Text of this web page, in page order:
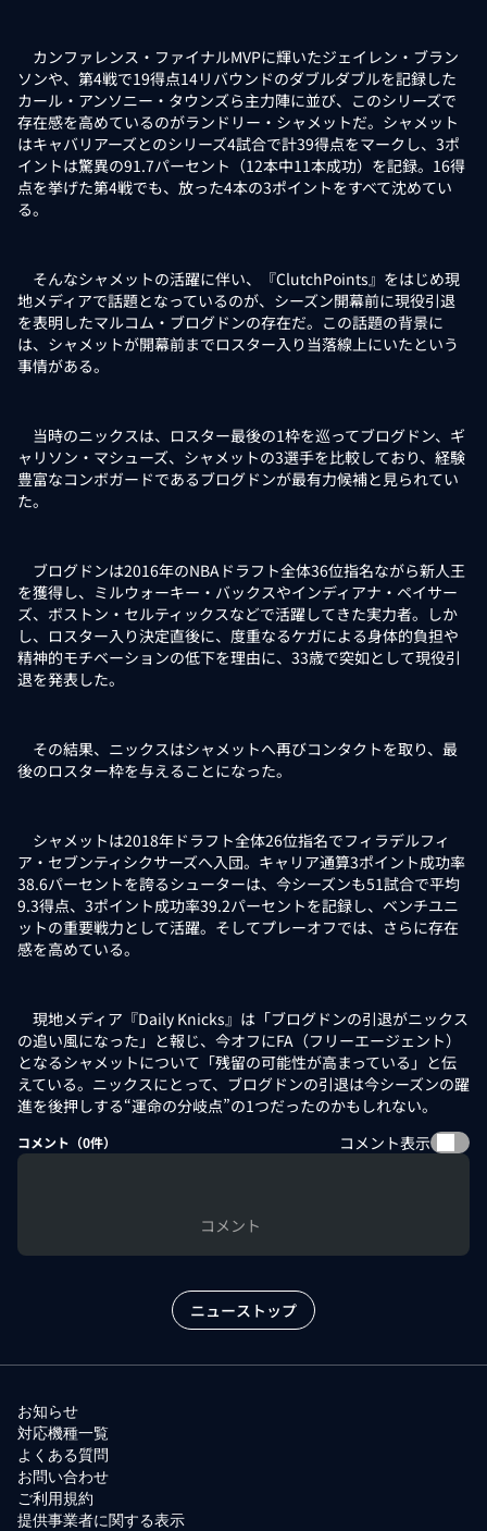
カンファレンス・ファイナルMVPに輝いたジェイレン・ブラン
ソンや、第4戦で19得点14リバウンドのダブルダブルを記録した
カール・アンソニー・タウンズら主力陣に並び、このシリーズで
存在感を高めているのがランドリー・シャメットだ。シャメット
はキャバリアーズとのシリーズ4試合で計39得点をマークし、3ポ
イントは驚異の91.7パーセント（12本中11本成功）を記録。16得
点を挙げた第4戦でも、放った4本の3ポイントをすべて沈めてい
る。
そんなシャメットの活躍に伴い、『ClutchPoints』をはじめ現
地メディアで話題となっているのが、シーズン開幕前に現役引退
を表明したマルコム・ブログドンの存在だ。この話題の背景に
は、シャメットが開幕前までロスター入り当落線上にいたという
事情がある。
当時のニックスは、ロスター最後の1枠を巡ってブログドン、ギ
ャリソン・マシューズ、シャメットの3選手を比較しており、経験
豊富なコンボガードであるブログドンが最有力候補と見られてい
た。
ブログドンは2016年のNBAドラフト全体36位指名ながら新人王
を獲得し、ミルウォーキー・バックスやインディアナ・ペイサー
ズ、ボストン・セルティックスなどで活躍してきた実力者。しか
し、ロスター入り決定直後に、度重なるケガによる身体的負担や
精神的モチベーションの低下を理由に、33歳で突如として現役引
退を発表した。
その結果、ニックスはシャメットへ再びコンタクトを取り、最
後のロスター枠を与えることになった。
シャメットは2018年ドラフト全体26位指名でフィラデルフィ
ア・セブンティシクサーズへ入団。キャリア通算3ポイント成功率
38.6パーセントを誇るシューターは、今シーズンも51試合で平均
9.3得点、3ポイント成功率39.2パーセントを記録し、ベンチユニ
ットの重要戦力として活躍。そしてプレーオフでは、さらに存在
感を高めている。
現地メディア『Daily Knicks』は「ブログドンの引退がニックス
の追い風になった」と報じ、今オフにFA（フリーエージェント）
となるシャメットについて「残留の可能性が高まっている」と伝
えている。ニックスにとって、ブログドンの引退は今シーズンの躍
進を後押しする“運命の分岐点”の1つだったのかもしれない。
コメント（0件） コメント表示
コメント
ニューストップ
お知らせ
対応機種一覧
よくある質問
お問い合わせ
ご利用規約
提供事業者に関する表示